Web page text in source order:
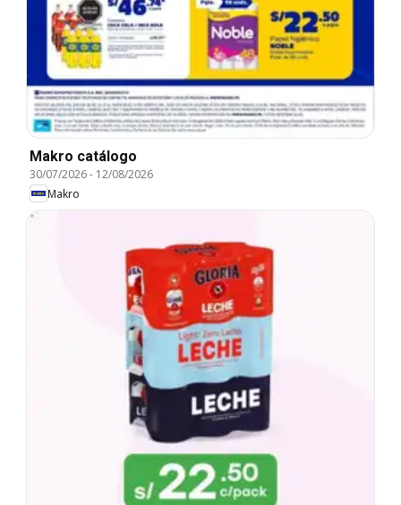
Makro catálogo
30/07/2026- 12/08/2026
Makro